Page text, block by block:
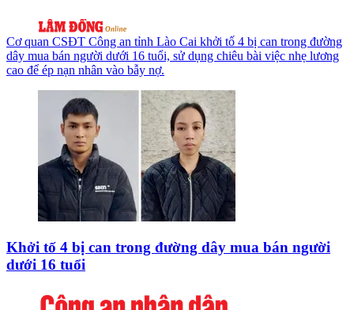
Cơ quan CSĐT Công an tỉnh Lào Cai khởi tố 4 bị can trong đường
dây mua bán người dưới 16 tuổi, sử dụng chiêu bài việc nhẹ lương
cao để ép nạn nhân vào bẫy nợ.
Khởi tố 4 bị can trong đường dây mua bán người
dưới 16 tuổi